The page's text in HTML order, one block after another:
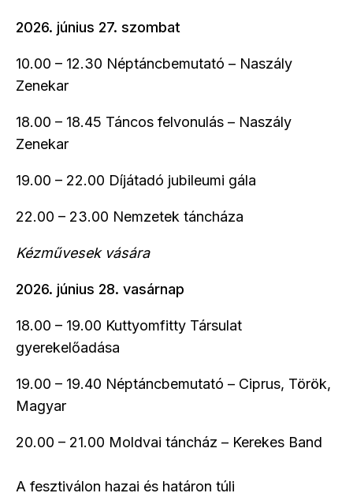
2026. június 27. szombat
10.00 – 12.30 Néptáncbemutató – Naszály
Zenekar
18.00 – 18.45 Táncos felvonulás – Naszály
Zenekar
19.00 – 22.00 Díjátadó jubileumi gála
22.00 – 23.00 Nemzetek táncháza
Kézművesek vására
2026. június 28. vasárnap
18.00 – 19.00 Kuttyomfitty Társulat
gyerekelőadása
19.00 – 19.40 Néptáncbemutató – Ciprus, Török,
Magyar
20.00 – 21.00 Moldvai táncház – Kerekes Band
A fesztiválon hazai és határon túli